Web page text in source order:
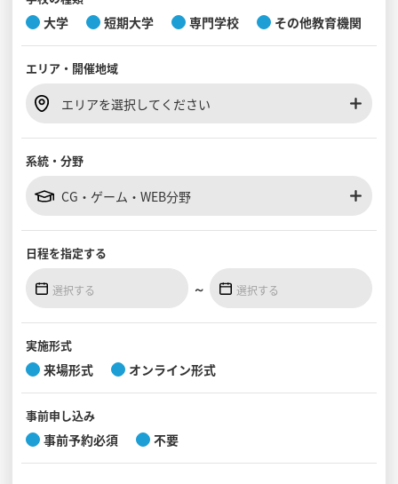
入試・受験入門
お役立ち情報
見学会WEB手引書
大学 短期大学 専門学校 その他教育機関
エリア・ 開催地域
エリアを選択してください
系統・分野
CG・ゲーム・WEB分野
日程を指定する
～
実施形式
来場形式 オンライン形式
事前申し込み
事前予約必須 不要